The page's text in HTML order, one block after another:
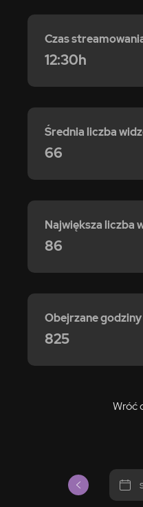
Wróć
Czas
12:30h
Średnia liczba
66
Największa liczba
86
Obejrzane godziny
825